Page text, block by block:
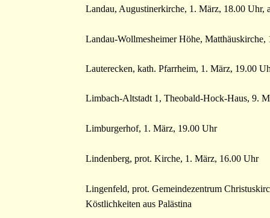
Landau, Augustinerkirche, 1. März, 18.00 Uhr,
Landau-Wollmesheimer Höhe,
Lauterecken, kath. Pfarrheim, 1. März, 19.00
Limbach-Altstadt 1, Theobald-Hock-Haus, 9.
Limburgerhof, 1. März, 19.00 Uhr
Lindenberg, prot. Kirche, 1. März, 16.00 Uhr
Lingenfeld, prot. Gemeindezentrum
Köstlichkeiten aus Palästina